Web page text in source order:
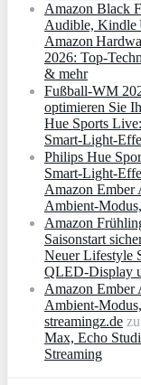
Amazon Black
Audible, Kindle
Amazon
2026: Top-
& mehr
Fußball-WM
optimieren Sie
Hue Sports
Philips Hue
Amazon Ember
Amazon
Saisonstart
Neuer Lifestyle
QLED‑Display
Amazon Ember
streamingz.de zu
Max, Echo
Streaming